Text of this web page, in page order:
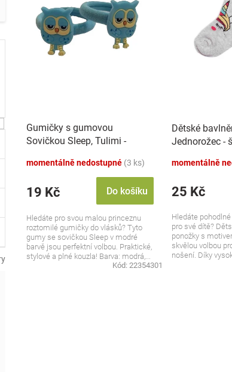
Gumičky s gumovou
Sovičkou Sleep, Tulimi -
momentálně nedostupné (3 ks)
19 Kč Do košíku
Hledáte pro svou malou princeznu
roztomilé gumičky do vlásků? Tyto
gumy se sovičkou Sleep v modré
barvě jsou perfektní volbou. Praktické,
stylové a plné kouzla! Barva: modrá,...
Kód: 22354301
Dětské
Jednorožec -
momentálně
25 Kč
Hledáte
pro své dítě?
ponožky s
skvělou volbou
nošení. Díky